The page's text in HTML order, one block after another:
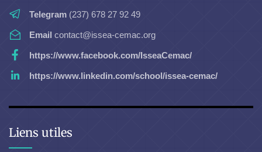
Telegram (237) 678 27 92 49
Email contact@issea-cemac.org
https://www.facebook.com/IsseaCemac/
https://www.linkedin.com/school/issea-cemac/
Liens utiles